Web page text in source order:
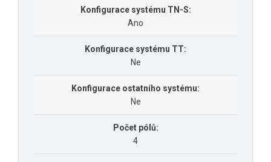
Konfigurace systému TN-S:
Ano
Konfigurace systému TT:
Ne
Konfigurace ostatního systému:
Ne
Počet pólů:
4